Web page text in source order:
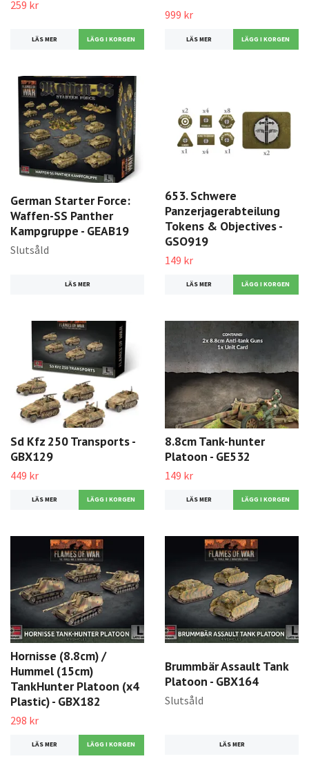
259 kr
LÄS MER
999 kr
LÄS MER
German Starter Force:
Waffen-SS Panther
Kampgruppe - GEAB19
Slutsåld
LÄS MER
653. Schwere
Panzerjagerabteilung
Tokens & Objectives -
GSO919
149 kr
LÄS MER
Sd Kfz 250 Transports -
GBX129
449 kr
LÄS MER
8.8cm Tank-hunter
Platoon - GE532
149 kr
LÄS MER
Hornisse (8.8cm) /
Hummel (15cm)
TankHunter Platoon (x4
Plastic) - GBX182
298 kr
LÄS MER
Brummbär Assault Tank
Platoon - GBX164
Slutsåld
LÄS MER